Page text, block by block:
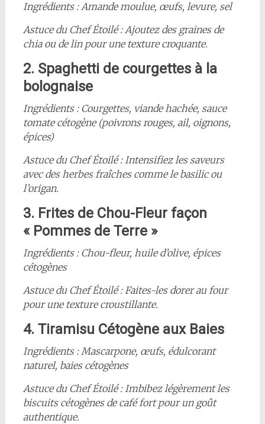
Ingrédients : Amande moulue, œufs, levure, sel
Astuce du Chef Étoilé : Ajoutez des graines de
chia ou de lin pour une texture croquante.
2. Spaghetti de courgettes à la
bolognaise
Ingrédients : Courgettes, viande hachée, sauce
tomate cétogène (poivrons rouges, ail, oignons,
épices)
Astuce du Chef Étoilé : Intensifiez les saveurs
avec des herbes fraîches comme le basilic ou
l’origan.
3. Frites de Chou-Fleur façon
« Pommes de Terre »
Ingrédients : Chou-fleur, huile d’olive, épices
cétogènes
Astuce du Chef Étoilé : Faites-les dorer au four
pour une texture croustillante.
4. Tiramisu Cétogène aux Baies
Ingrédients : Mascarpone, œufs, édulcorant
naturel, baies cétogènes
Astuce du Chef Étoilé : Imbibez légèrement les
biscuits cétogènes de café fort pour un goût
authentique.